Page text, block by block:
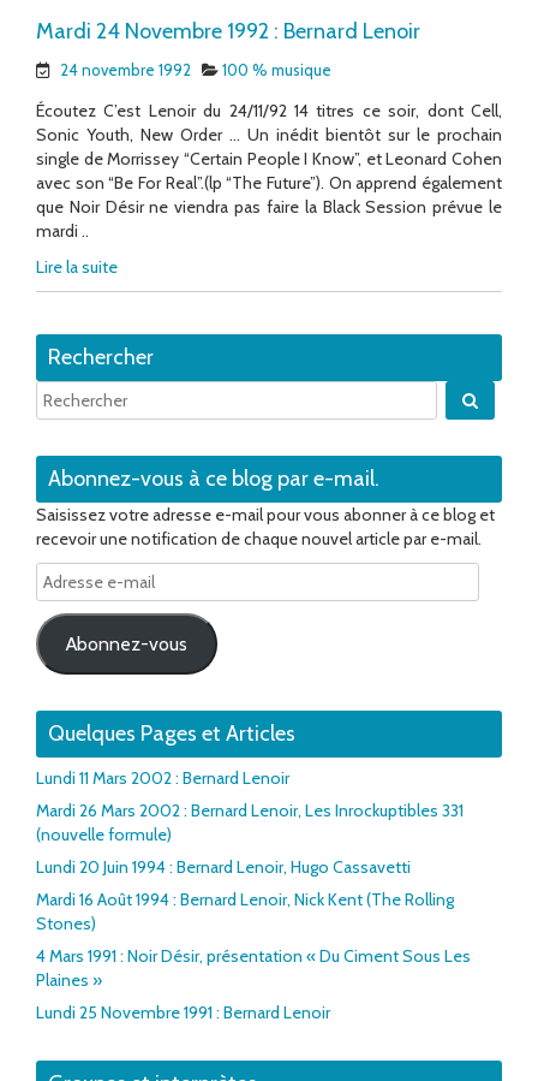
Mardi 24 Novembre 1992 : Bernard Lenoir
24 novembre 1992 100 % musique
Écoutez C’est Lenoir du 24/11/92 14 titres ce soir, dont Cell,
Sonic Youth, New Order … Un inédit bientôt sur le prochain
single de Morrissey “Certain People I Know”, et Leonard Cohen
avec son “Be For Real”.(lp “The Future”). On apprend également
que Noir Désir ne viendra pas faire la Black Session prévue le
mardi ..
Lire la suite
Rechercher
Abonnez-vous à ce blog par e-mail.
Saisissez votre adresse e-mail pour vous abonner à ce blog et
recevoir une notification de chaque nouvel article par e-mail.
Adresse
e-
mail
Abonnez-vous
Quelques Pages et Articles
Lundi 11 Mars 2002 : Bernard Lenoir
Mardi 26 Mars 2002 : Bernard Lenoir, Les Inrockuptibles 331
(nouvelle formule)
Lundi 20 Juin 1994 : Bernard Lenoir, Hugo Cassavetti
Mardi 16 Août 1994 : Bernard Lenoir, Nick Kent (The Rolling
Stones)
4 Mars 1991 : Noir Désir, présentation « Du Ciment Sous Les
Plaines »
Lundi 25 Novembre 1991 : Bernard Lenoir